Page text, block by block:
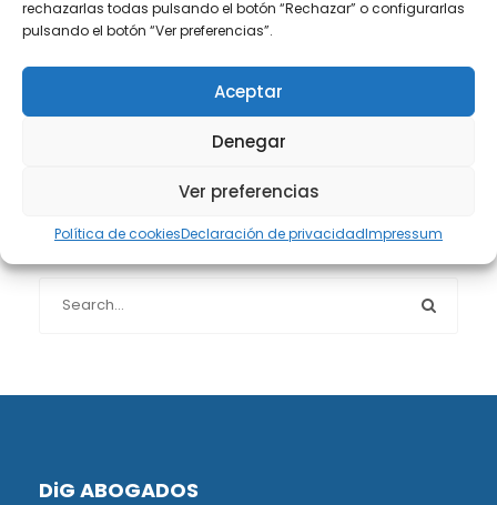
rechazarlas todas pulsando el botón “Rechazar” o configurarlas
pulsando el botón “Ver preferencias”.
Aceptar
Denegar
Ver preferencias
Política de cookiesDeclaración de privacidadImpressum
Protección de datos(40)
Buscador de artículos
DiG ABOGADOS